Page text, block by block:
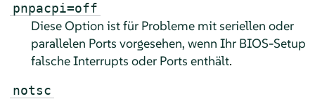
pnpacpi=off
Diese Option ist für Probleme mit seriellen oder
parallelen Ports vorgesehen, wenn Ihr BIOS-Setup
falsche Interrupts oder Ports enthält.
notsc